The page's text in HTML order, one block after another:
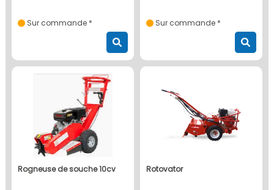
Sur commande * Sur commande *
rogneuse de souche 10cv rotovator